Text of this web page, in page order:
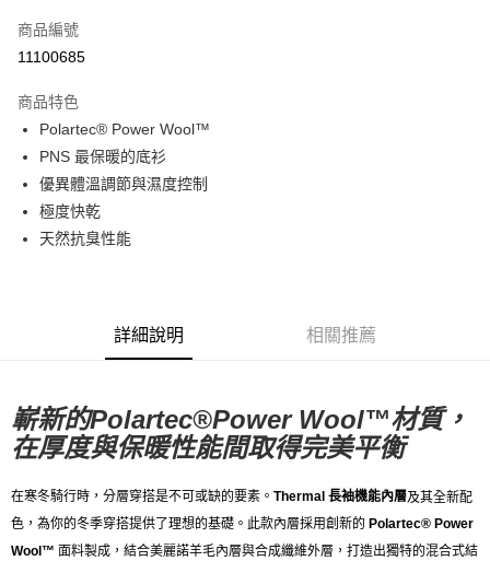
Apple Pay
運送方式
全家店到店
每筆NT$80，滿NT$10,000(含以上)免運費
付款後全家取貨
每筆NT$80，滿NT$10,000(含以上)免運費
宅配
商品編號
11100685
商品特色
Polartec® Power Wool™
PNS 最保暖的底衫
優異體溫調節與濕度控制
極度快乾
天然抗臭性能
詳細說明 相關推薦
嶄新的Polartec®Power Wool™材質，
在厚度與保暖性能間取得完美平衡
在寒冬騎行時，分層穿搭是不可或缺的要素。 Thermal 長袖機能內層及其全新配
色，為你的冬季穿搭提供了理想的基礎。 此款內層採用創新的 Polartec® Power
Wool™ 面料製成，結合美麗諾羊毛內層與合成纖維外層，打造出獨特的混合式結